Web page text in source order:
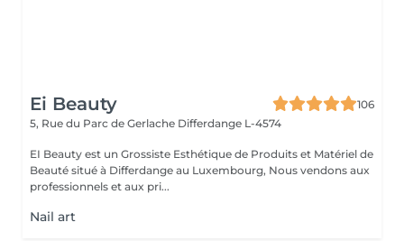
Ei Beauty
106
5, Rue du Parc de Gerlache Differdange L-4574
EI Beauty est un Grossiste Esthétique de Produits et Matériel de
Beauté situé à Differdange au Luxembourg, Nous vendons aux
professionnels et aux pri...
Nail art